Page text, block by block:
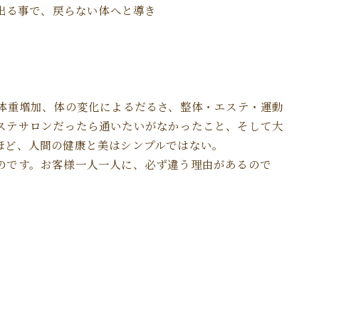
事で、戻らない体へと導き
増加、体の変化によるだるさ、整体・エステ・運動
サロンだったら通いたいがなかったこと、そして大
、人間の健康と美はシンプルではない。
す。お客様一人一人に、必ず違う理由があるので